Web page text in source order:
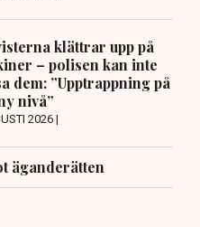
klättrar upp på
– polisen kan inte
dem: ”Upptrappning på
nivå”
2026 |
äganderätten